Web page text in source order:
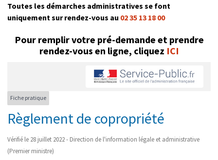
Toutes les démarches administratives se font
uniquement sur rendez-vous au 02 35 13 18 00
Pour remplir votre pré-demande et prendre
rendez-vous en ligne, cliquez ICI
Fiche pratique
Règlement de copropriété
Vérifié le 28 juillet 2022 - Direction de l'information légale et administrative
(Premier ministre)